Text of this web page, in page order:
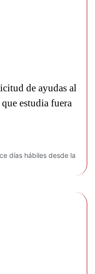
de ayudas al
estudia fuera
días hábiles desde la